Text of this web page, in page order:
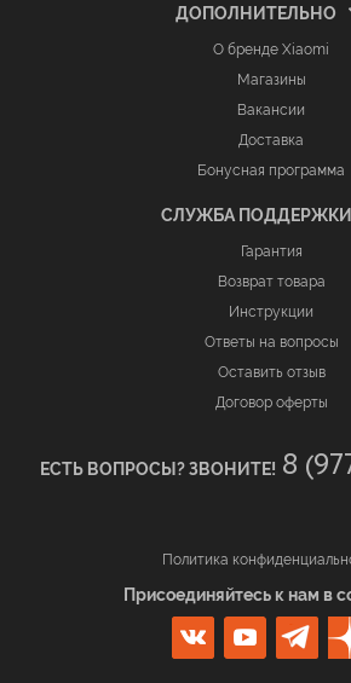
ДОПОЛНИТЕЛЬНО
О бренде Xiaomi
Магазины
Вакансии
Доставка
Бонусная программа
СЛУЖБА ПОДДЕРЖКИ
Гарантия
Возврат товара
Инструкции
Ответы на вопросы
Оставить отзыв
Договор оферты
ЕСТЬ ВОПРОСЫ? ЗВОНИТЕ! 8
Политика
Присоединяйтесь к нам в